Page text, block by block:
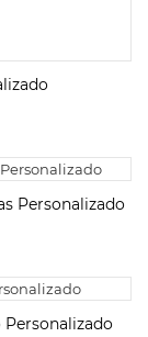
Personalizado